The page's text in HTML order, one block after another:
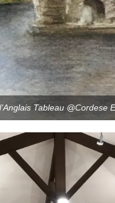
Tableau @Cordese